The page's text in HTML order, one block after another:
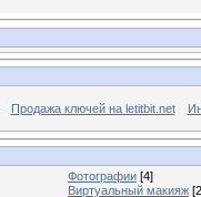
Продажа ключей на letitbit.net
Фотографии [4]
Виртуальный макияж